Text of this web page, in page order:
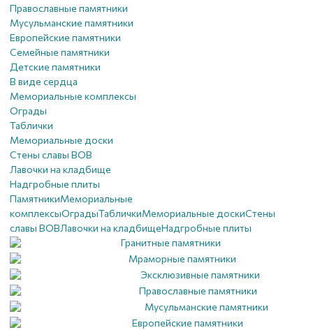
Православные памятники
Мусульманские памятники
Европейские памятники
Семейные памятники
Детские памятники
В виде сердца
Мемориальные комплексы
Ограды
Таблички
Мемориальные доски
Стены славы ВОВ
Лавочки на кладбище
Надгробные плиты
ПамятникиМемориальные
комплексыОградыТабличкиМемориальные доскиСтены
славы ВОВЛавочки на кладбищеНадгробные плиты
Гранитные памятники
Мраморные памятники
Эксклюзивные памятники
Православные памятники
Мусульманские памятники
Европейские памятники